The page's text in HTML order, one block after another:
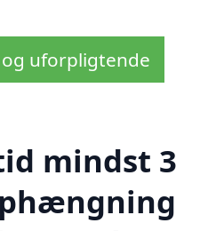
uforpligtende
mindst 3